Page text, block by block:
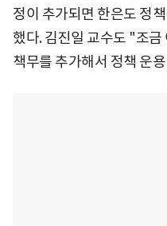
정이 추가되면 한은도 정
했다. 김진일 교수도 "조금
책무를 추가해서 정책 운